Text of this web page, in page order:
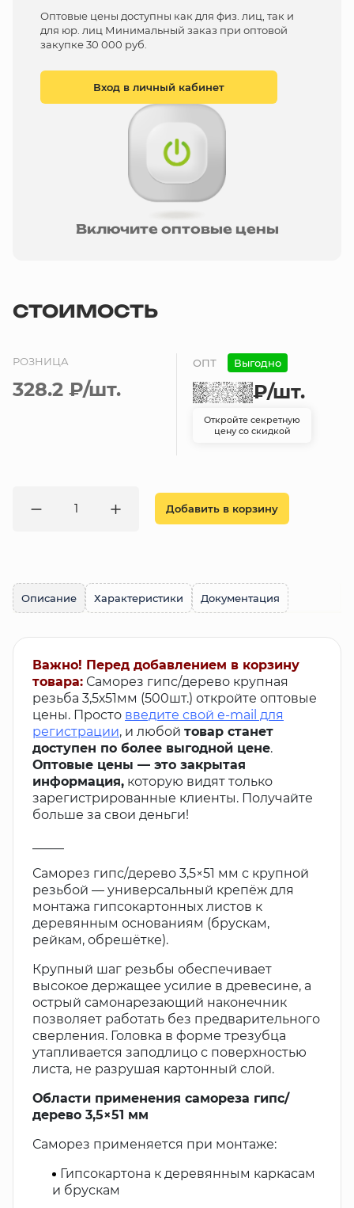
Оптовые цены доступны как для физ. лиц, так и
для юр. лиц Минимальный заказ при оптовой
закупке 30 000 руб.
Вход в личный кабинет
Включите оптовые цены
СТОИМОСТЬ
РОЗНИЦА
328.2 ₽/шт.
ОПТ Выгодно
₽/шт.
Откройте секретную
цену со скидкой
Добавить в корзину
Описание Характеристики Документация
Важно! Перед добавлением в корзину
товара: Саморез гипс/дерево крупная
резьба 3,5х51мм (500шт.) откройте оптовые
цены. Просто введите свой e-mail для
регистрации, и любой товар станет
доступен по более выгодной цене.
Оптовые цены — это закрытая
информация, которую видят только
зарегистрированные клиенты. Получайте
больше за свои деньги!
Саморез гипс/дерево 3,5×51 мм с крупной
резьбой — универсальный крепёж для
монтажа гипсокартонных листов к
деревянным основаниям (брускам,
рейкам, обрешётке).
Крупный шаг резьбы обеспечивает
высокое держащее усилие в древесине, а
острый самонарезающий наконечник
позволяет работать без предварительного
сверления. Головка в форме трезубца
утапливается заподлицо с поверхностью
листа, не разрушая картонный слой.
Области применения самореза гипс/
дерево 3,5×51 мм
Саморез применяется при монтаже:
Гипсокартона к деревянным каркасам
и брускам